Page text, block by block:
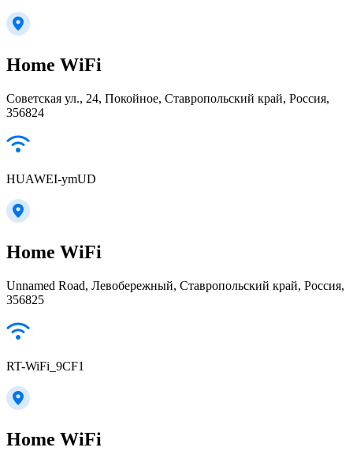
Home WiFi
Советская ул., 24, Покойное, Ставропольский край, Россия,
356824
HUAWEI-ymUD
Home WiFi
Unnamed Road, Левобережный, Ставропольский край, Россия,
356825
RT-WiFi_9CF1
Home WiFi